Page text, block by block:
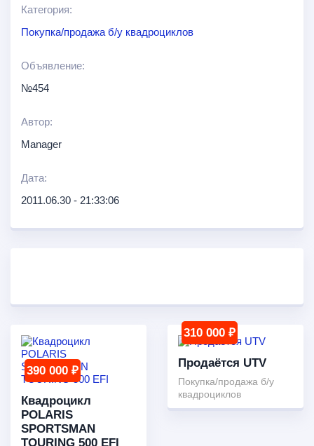
Категория:
Покупка/продажа б/у квадроциклов
Объявление:
№454
Автор:
Manager
Дата:
2011.06.30 - 21:33:06
390 000 ₽
Квадроцикл
POLARIS
SPORTSMAN
TOURING 500 EFI
310 000 ₽
Продаётся UTV
Покупка/продажа б/у
квадроциклов